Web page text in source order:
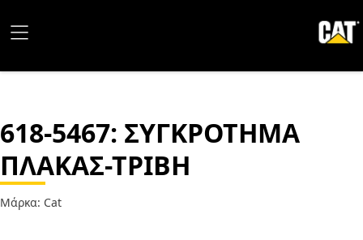
618-5467: ΣΥΓΚΡΟΤΗΜΑ
ΠΛΑΚΑΣ-ΤΡΙΒΗ
Μάρκα: Cat